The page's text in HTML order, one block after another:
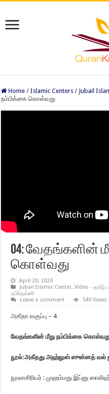
Home / Islamic Centers / Jubail
நம்பிக்கை கொள்வது
04: வேதங்களின்
கொள்வது
April 20, 2020
Jubail Islamic Center,Video - தமிழ்
ஃபிர்தவ்ஸி
Leave a comment
540 Views
அகீதா வகுப்பு – 4
வேதங்களின் மீது நம்பிக்கை
நூல்:அகீதது அஹ்லுஸ் ஸுன்னத் வல்
நூலாசிரியர் : முஹம்மது இப்னு